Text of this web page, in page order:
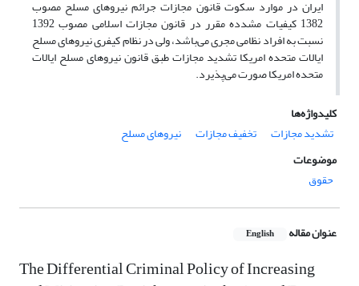
ایران در موارد سکوت قانون مجازات جرائم نیروهای مسلح مصوب
1382 کیفیات مشدده مقرر در قانون مجازات اسلامی مصوب 1392
نسبت به افراد نظامی مجری می‌باشد، ولی در نظام کیفری نیروهای مسلح
ایالات متحده امریکا تشدید مجازات طبق قانون نیروهای مسلح ایالات
متحده امریکا صورت می‌پذیرد.
کلیدواژه‌ها
تشدید مجازات
تخفیف مجازات
نیروهای مسلح
موضوعات
حقوق
عنوان مقاله English
The Differential Criminal Policy of Increasing